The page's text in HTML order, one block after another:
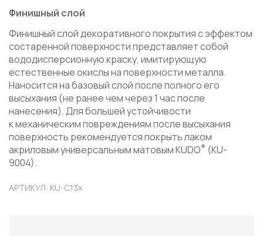
Финишный слой
Финишный слой декоративного покрытия с эффектом
состаренной поверхности представляет собой
вододисперсионную краску, имитирующую
естественные окислы на поверхности металла.
Наносится на базовый слой после полного его
высыхания (не ранее чем через 1 час после
нанесения). Для большей устойчивости
к механическим повреждениям после высыхания
поверхность рекомендуется покрыть лаком
акриловым универсальным матовым KUDO® (KU-
9004).
АРТИКУЛ: KU-C13x